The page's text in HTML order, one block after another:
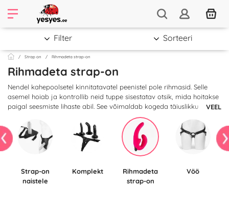
Strap on Rihmadeta strap-on
Filter Sorteeri
Rihmadeta strap-on
Nendel kahepoolsetel kinnitatavatel peenistel pole rihmasid. Selle
asemel hoiab ja kontrollib neid tuppe sisestatav otsik, mida hoitakse
paigal seesmiste lihaste abil. See võimaldab kogeda täiuslikku
vastastikust penetratsiooni ega jäta ühte partnerit kõrvale nagu
traditsioonilise strap-on puhul. Sellise disainiga seksmänguasjad on
üks parimaid viise, kuidas samal ajal katsetada vastastikust
penetratsiooni; neid võiksid proovida kõik paarid või partnerid, kes
armastavad mitmekesisust, kes tahavad lihtsalt kogeda selle
VEEL
Strap-on
naistele
komplekt
Rihmadeta
strap-on
vöö